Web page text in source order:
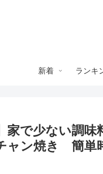
新着 ランキ
家で少ない調
ン焼き 簡単